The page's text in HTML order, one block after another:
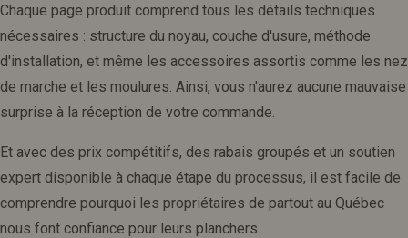
Chaque page produit comprend tous les détails techniques
nécessaires : structure du noyau, couche d'usure, méthode
d'installation, et même les accessoires assortis comme les nez
de marche et les moulures. Ainsi, vous n'aurez aucune mauvaise
surprise à la réception de votre commande.
Et avec des prix compétitifs, des rabais groupés et un soutien
expert disponible à chaque étape du processus, il est facile de
comprendre pourquoi les propriétaires de partout au Québec
nous font confiance pour leurs planchers.